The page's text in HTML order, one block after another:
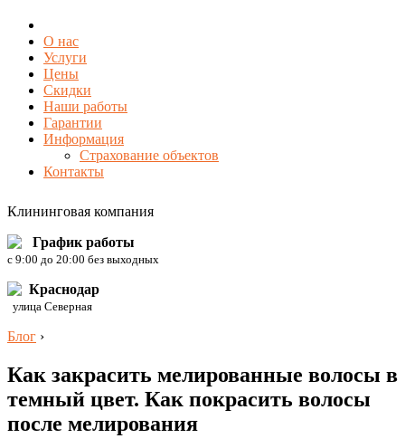
О нас
Услуги
Цены
Скидки
Наши работы
Гарантии
Информация
Страхование объектов
Контакты
Клининговая компания
График работы
c 9:00 до 20:00 без выходных
Краснодар
улица Северная
Блог ›
Как закрасить мелированные волосы в
темный цвет. Как покрасить волосы
после мелирования